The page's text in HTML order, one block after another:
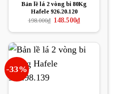
Bản lề lá 2 vòng bi 80Kg
Hafele 926.20.120
198.000₫ Giá
là:
148.500₫Giá
hiện
tại
148.500₫.
-33%